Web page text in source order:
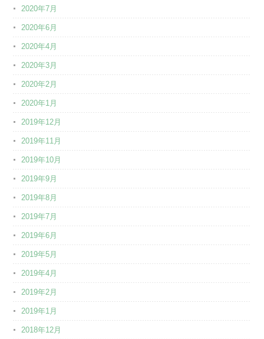
2020年7月
2020年6月
2020年4月
2020年3月
2020年2月
2020年1月
2019年12月
2019年11月
2019年10月
2019年9月
2019年8月
2019年7月
2019年6月
2019年5月
2019年4月
2019年2月
2019年1月
2018年12月